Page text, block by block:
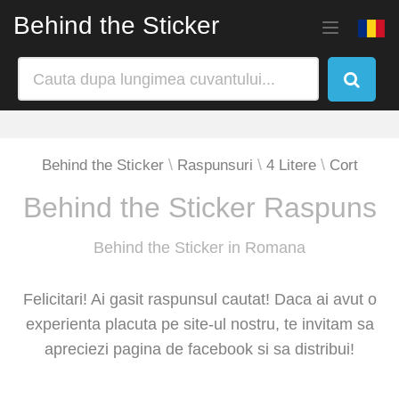
Behind the Sticker
Behind the Sticker Raspunsuri 4 Litere Cort
Behind the Sticker Raspuns
Behind the Sticker in Romana
Felicitari! Ai gasit raspunsul cautat! Daca ai avut o
experienta placuta pe site-ul nostru, te invitam sa
apreciezi pagina de facebook si sa distribui!